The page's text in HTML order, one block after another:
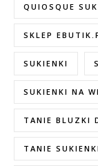
QUIOSQUE
SKLEP
SUKIENKI
SUKIENKI NA
TANIE BLUZKI
TANIE